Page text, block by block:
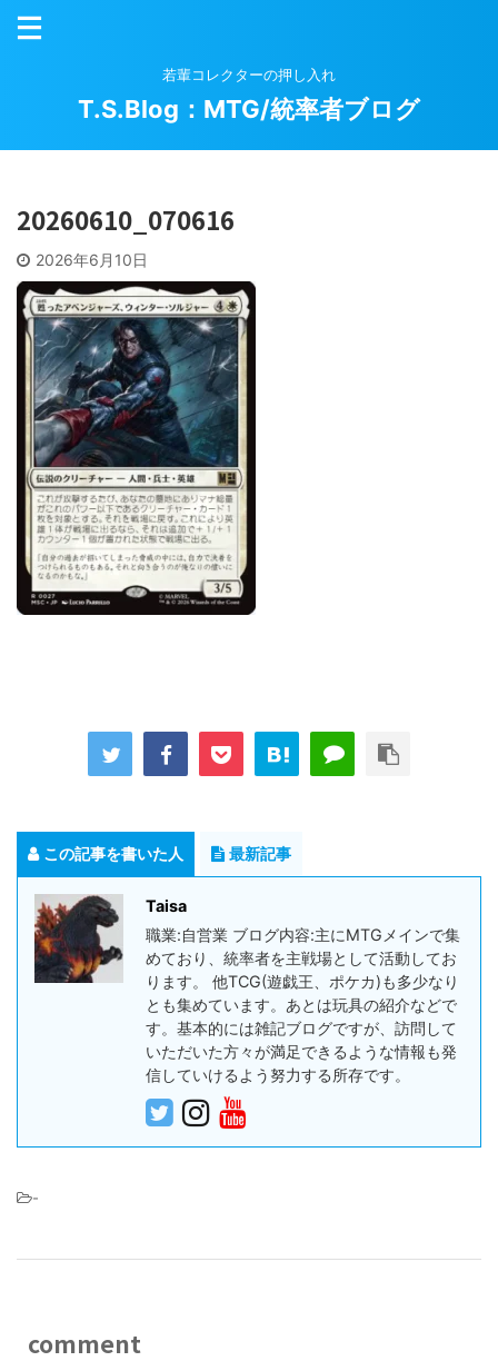
若輩コレクターの押し入れ
T.S.Blog：MTG/統率者ブログ
20260610_070616
2026年6月10日
この記事を書いた人 最新記事
Taisa
職業:自営業 ブログ内容:主にMTGメインで集
めており、統率者を主戦場として活動してお
ります。 他TCG(遊戯王、ポケカ)も多少なり
とも集めています。あとは玩具の紹介などで
す。基本的には雑記ブログですが、訪問して
いただいた方々が満足できるような情報も発
信していけるよう努力する所存です。
-
comment